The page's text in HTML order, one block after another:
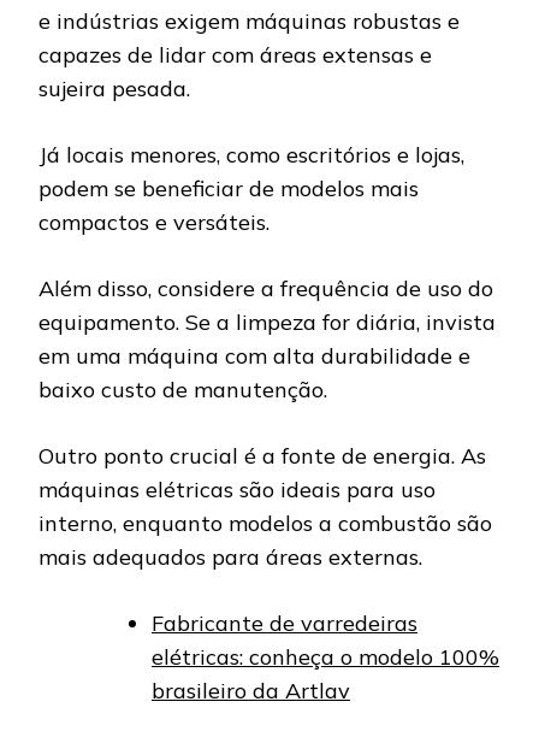
e indústrias exigem máquinas robustas e
capazes de lidar com áreas extensas e
sujeira pesada.
Já locais menores, como escritórios e lojas,
podem se beneficiar de modelos mais
compactos e versáteis.
Além disso, considere a frequência de uso do
equipamento. Se a limpeza for diária, invista
em uma máquina com alta durabilidade e
baixo custo de manutenção.
Outro ponto crucial é a fonte de energia. As
máquinas elétricas são ideais para uso
interno, enquanto modelos a combustão são
mais adequados para áreas externas.
Fabricante de varredeiras
elétricas: conheça o modelo 100%
brasileiro da Artlav